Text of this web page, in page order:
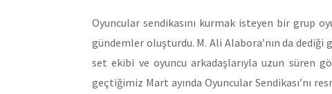
Oyuncular sendikasını kurmak isteyen bir grup
gündemler oluşturdu. M. Ali Alabora’nın da dediği
set ekibi ve oyuncu arkadaşlarıyla uzun süren
geçtiğimiz Mart ayında Oyuncular Sendikası’nı